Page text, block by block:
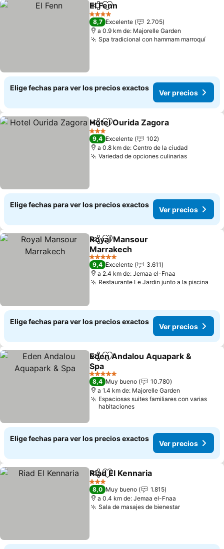
CompartirAgregar a favoritos
El Fenn
4 Estrellas
8,7 Excelente
2.705
a 0.9 km de: Majorelle Garden
Spa tradicional con hammam marroquí
Elige fechas para ver los precios exactos
Ver precios
CompartirAgregar a favoritos
Hotel Ourida Zagora
3 Estrellas
9,4 Excelente
102
a 0.8 km de: Centro de la ciudad
Variedad de opciones culinarias
Elige fechas para ver los precios exactos
Ver precios
CompartirAgregar a favoritos
Royal Mansour
Marrakech
5 Estrellas
9,4 Excelente
3.611
a 2.4 km de: Jemaa el-Fnaa
Restaurante Le Jardin junto a la piscina
Elige fechas para ver los precios exactos
Ver precios
CompartirAgregar a favoritos
Eden Andalou Aquapark &
Spa
5 Estrellas
8,4 Muy bueno
10.780
a 1.4 km de: Majorelle Garden
Espaciosas suites familiares con varias
habitaciones
Elige fechas para ver los precios exactos
Ver precios
CompartirAgregar a favoritos
Riad El Kennaria
3 Estrellas
8,0 Muy bueno
1.815
a 0.4 km de: Jemaa el-Fnaa
Sala de masajes de bienestar